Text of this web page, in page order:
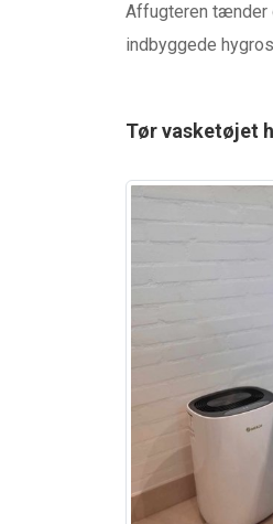
Affugteren tænder
indbyggede
Tør vasketøjet